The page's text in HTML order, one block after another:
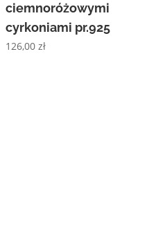
ciemnoróżowymi
cyrkoniami pr.925
126,00zł